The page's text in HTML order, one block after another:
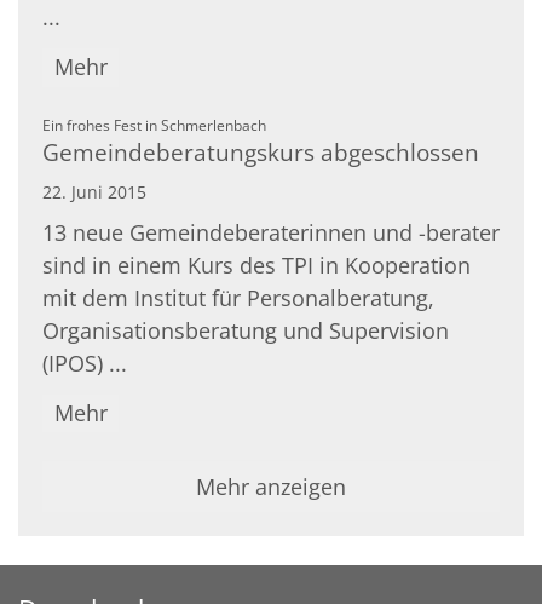
...
Mehr
Ein frohes Fest in Schmerlenbach:
Gemeindeberatungskurs abgeschlossen
22. Juni 2015
13 neue Gemeindeberaterinnen und -berater
sind in einem Kurs des TPI in Kooperation
mit dem Institut für Personalberatung,
Organisationsberatung und Supervision
(IPOS) ...
Mehr
Mehr anzeigen